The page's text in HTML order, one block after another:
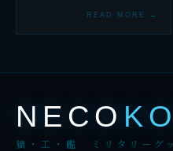
READ MORE →
NECO
猫・工・艦 ミリタリーグ